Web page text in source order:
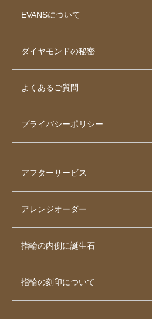
EVANSについて
ダイヤモンドの秘密
よくあるご質問
プライバシーポリシー
アフターサービス
アレンジオーダー
指輪の内側に誕生石
指輪の刻印について